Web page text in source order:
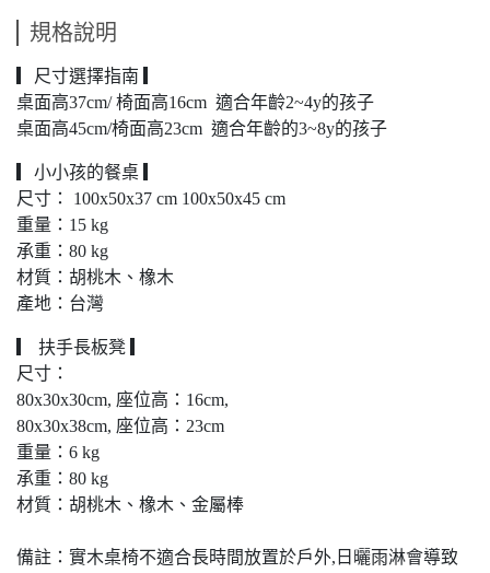
規格說明
▎尺寸選擇指南 ▎
桌面高37cm/ 椅面高16cm 適合年齡2~4y的孩子
桌面高45cm/椅面高23cm 適合年齡的3~8y的孩子
▎小小孩的餐桌 ▎
尺寸： 100x50x37 cm 100x50x45 cm
重量：15 kg
承重：80 kg
材質：胡桃木、橡木
產地：台灣
▎ 扶手長板凳 ▎
尺寸：
80x30x30cm, 座位高：16cm,
80x30x38cm, 座位高：23cm
重量：6 kg
承重：80 kg
材質：胡桃木、橡木、金屬棒
備註：實木桌椅不適合長時間放置於戶外,日曬雨淋會導致